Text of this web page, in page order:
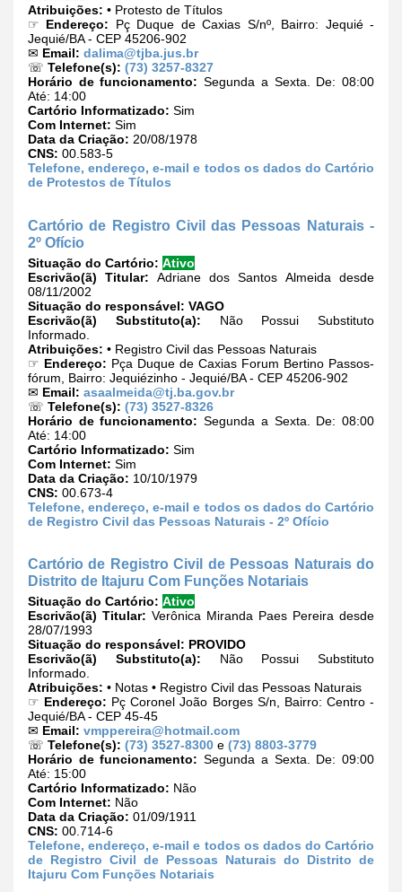
Atribuições: • Protesto de Títulos
☞ Endereço: Pç Duque de Caxias S/nº, Bairro: Jequié -
Jequié/BA - CEP 45206-902
✉ Email: dalima@tjba.jus.br
☏ Telefone(s): (73) 3257-8327
Horário de funcionamento: Segunda a Sexta. De: 08:00
Até: 14:00
Cartório Informatizado: Sim
Com Internet: Sim
Data da Criação: 20/08/1978
CNS: 00.583-5
Telefone, endereço, e-mail e todos os dados do Cartório
de Protestos de Títulos
Cartório de Registro Civil das Pessoas Naturais -
2º Ofício
Situação do Cartório: Ativo
Escrivão(ã) Titular: Adriane dos Santos Almeida desde
08/11/2002
Situação do responsável: VAGO
Escrivão(ã) Substituto(a): Não Possui Substituto
Informado.
Atribuições: • Registro Civil das Pessoas Naturais
☞ Endereço: Pça Duque de Caxias Forum Bertino Passos-
fórum, Bairro: Jequiézinho - Jequié/BA - CEP 45206-902
✉ Email: asaalmeida@tj.ba.gov.br
☏ Telefone(s): (73) 3527-8326
Horário de funcionamento: Segunda a Sexta. De: 08:00
Até: 14:00
Cartório Informatizado: Sim
Com Internet: Sim
Data da Criação: 10/10/1979
CNS: 00.673-4
Telefone, endereço, e-mail e todos os dados do Cartório
de Registro Civil das Pessoas Naturais - 2º Ofício
Cartório de Registro Civil de Pessoas Naturais do
Distrito de Itajuru Com Funções Notariais
Situação do Cartório: Ativo
Escrivão(ã) Titular: Verônica Miranda Paes Pereira desde
28/07/1993
Situação do responsável: PROVIDO
Escrivão(ã) Substituto(a): Não Possui Substituto
Informado.
Atribuições: • Notas • Registro Civil das Pessoas Naturais
☞ Endereço: Pç Coronel João Borges S/n, Bairro: Centro -
Jequié/BA - CEP 45-45
✉ Email: vmppereira@hotmail.com
☏ Telefone(s): (73) 3527-8300 e (73) 8803-3779
Horário de funcionamento: Segunda a Sexta. De: 09:00
Até: 15:00
Cartório Informatizado: Não
Com Internet: Não
Data da Criação: 01/09/1911
CNS: 00.714-6
Telefone, endereço, e-mail e todos os dados do Cartório
de Registro Civil de Pessoas Naturais do Distrito de
Itajuru Com Funções Notariais